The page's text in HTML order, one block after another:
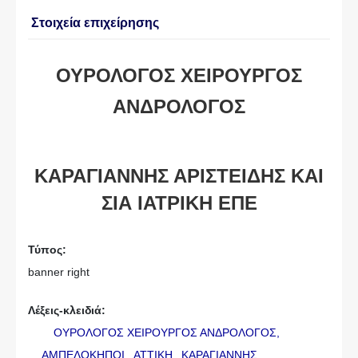
Στοιχεία επιχείρησης
ΟΥΡΟΛΟΓΟΣ ΧΕΙΡΟΥΡΓΟΣ
ΑΝΔΡΟΛΟΓΟΣ
ΚΑΡΑΓΙΑΝΝΗΣ ΑΡΙΣΤΕΙΔΗΣ ΚΑΙ
ΣΙΑ ΙΑΤΡΙΚΗ ΕΠΕ
Τύπος:
banner right
Λέξεις-κλειδιά:
ΟΥΡΟΛΟΓΟΣ ΧΕΙΡΟΥΡΓΟΣ ΑΝΔΡΟΛΟΓΟΣ,
ΑΜΠΕΛΟΚΗΠΟΙ,
ΑΤΤΙΚΗ, ΚΑΡΑΓΙΑΝΝΗΣ